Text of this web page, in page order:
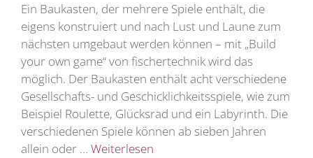
Ein Baukasten, der mehrere Spiele enthält, die
eigens konstruiert und nach Lust und Laune zum
nächsten umgebaut werden können – mit „Build
your own game“ von fischertechnik wird das
möglich. Der Baukasten enthält acht verschiedene
Gesellschafts- und Geschicklichkeitsspiele, wie zum
Beispiel Roulette, Glücksrad und ein Labyrinth. Die
verschiedenen Spiele können ab sieben Jahren
allein oder … Weiterlesen